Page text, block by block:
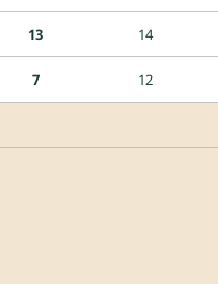
13 14
7 12